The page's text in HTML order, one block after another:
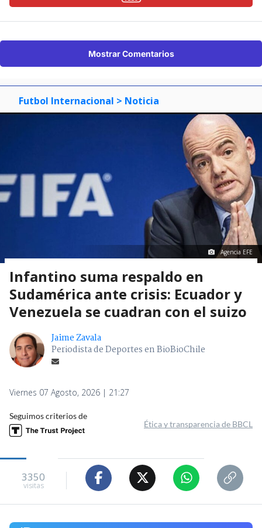
Mostrar Comentarios
Futbol Internacional > Noticia
Agencia EFE
Infantino suma respaldo en
Sudamérica ante crisis: Ecuador y
Venezuela se cuadran con el suizo
Jaime Zavala
Periodista de Deportes en BioBioChile
Viernes 07 Agosto, 2026 | 21:27
Seguimos criterios de
Ética y transparencia de BBCL
3350
visitas